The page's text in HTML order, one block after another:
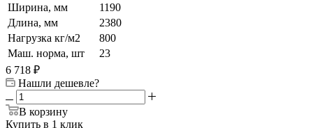
Ширина, мм
1190
Длина, мм
2380
Нагрузка кг/м2
800
Маш. норма, шт
23
6 718 ₽
Нашли дешевле?
В корзину
Купить в 1 клик